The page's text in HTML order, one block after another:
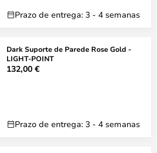
Prazo de entrega: 3 - 4 semanas
Dark Suporte de Parede Rose Gold -
LIGHT-POINT
132,00 €
Prazo de entrega: 3 - 4 semanas